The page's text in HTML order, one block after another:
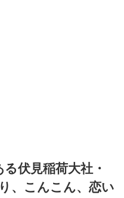
伏見稲荷大社・
、こんこん、恋い